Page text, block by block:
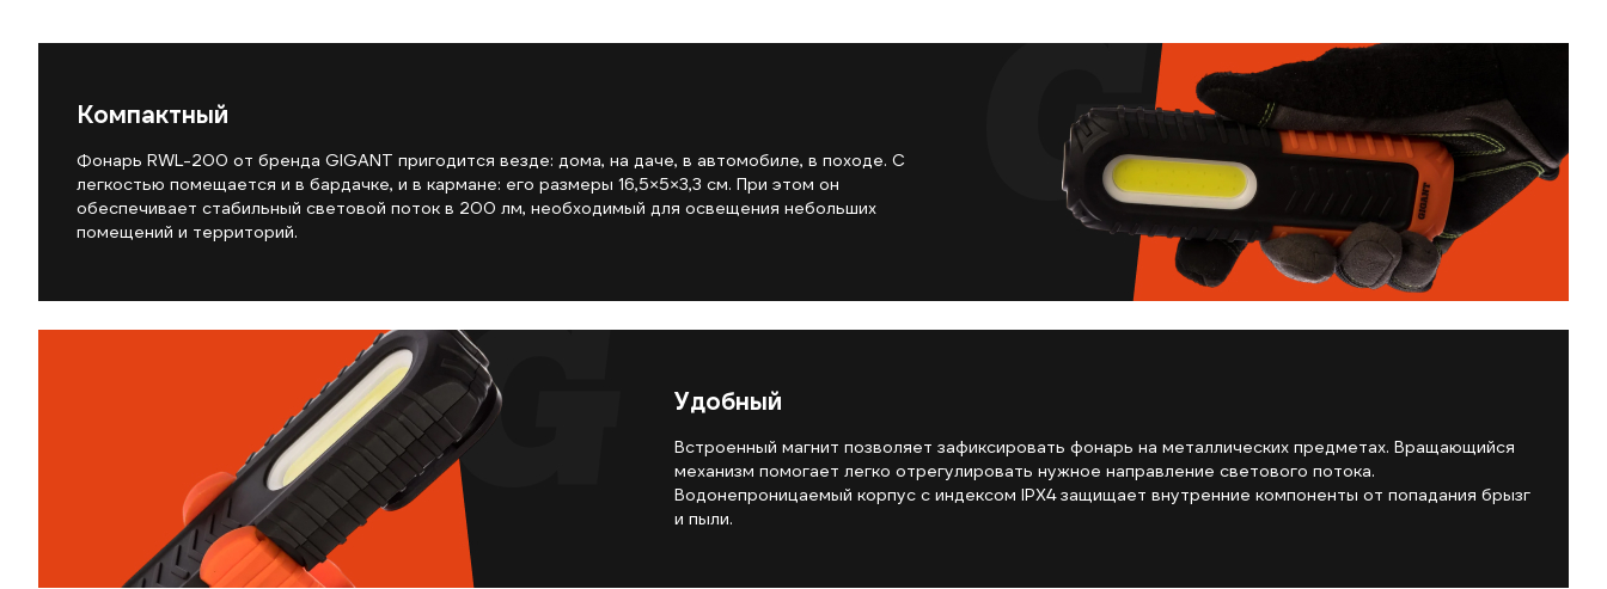
Компактный
Фонарь RWL-200 от бренда GIGANT пригодится везде: дома, на даче, в автомобиле, в походе. С
легкостью помещается и в бардачке, и в кармане: его размеры 16,5×5×3,3 см. При этом он
обеспечивает стабильный световой поток в 200 лм, необходимый для освещения небольших
помещений и территорий.
Удобный
Встроенный магнит позволяет зафиксировать фонарь на металлических предметах. Вращающийся
механизм помогает легко отрегулировать нужное направление светового потока.
Водонепроницаемый корпус с индексом IPX4 защищает внутренние компоненты от попадания брызг
и пыли.